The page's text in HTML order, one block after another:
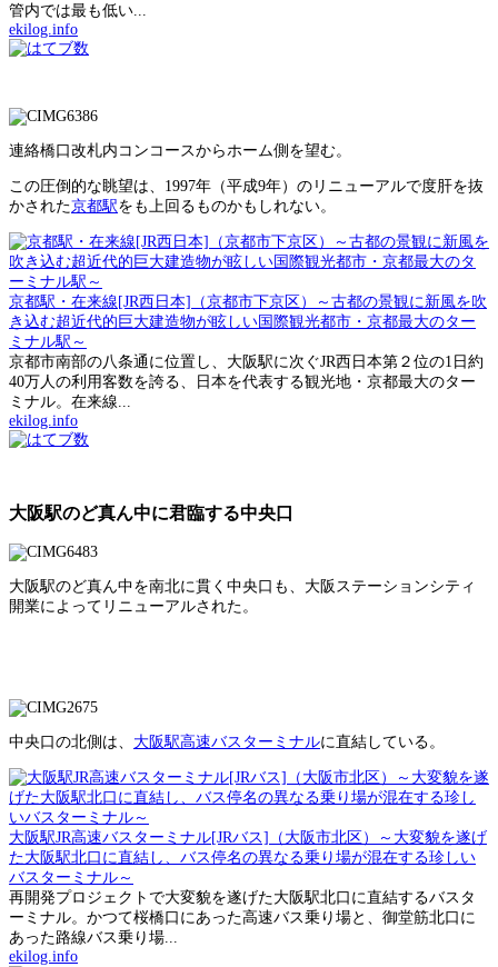
管内では最も低い...
ekilog.info
連絡橋口改札内コンコースからホーム側を望む。
この圧倒的な眺望は、1997年（平成9年）のリニューアルで度肝を抜
かされた京都駅をも上回るものかもしれない。
京都駅・在来線[JR西日本]（京都市下京区）～古都の景観に新風を吹
き込む超近代的巨大建造物が眩しい国際観光都市・京都最大のター
ミナル駅～
京都市南部の八条通に位置し、大阪駅に次ぐJR西日本第２位の1日約
40万人の利用客数を誇る、日本を代表する観光地・京都最大のター
ミナル。在来線...
ekilog.info
大阪駅のど真ん中に君臨する中央口
大阪駅のど真ん中を南北に貫く中央口も、大阪ステーションシティ
開業によってリニューアルされた。
中央口の北側は、 大阪駅高速バスターミナルに直結している。
大阪駅JR高速バスターミナル[JRバス]（大阪市北区）～大変貌を遂げ
た大阪駅北口に直結し、バス停名の異なる乗り場が混在する珍しい
バスターミナル～
再開発プロジェクトで大変貌を遂げた大阪駅北口に直結するバスタ
ーミナル。かつて桜橋口にあった高速バス乗り場と、御堂筋北口に
あった路線バス乗り場...
ekilog.info